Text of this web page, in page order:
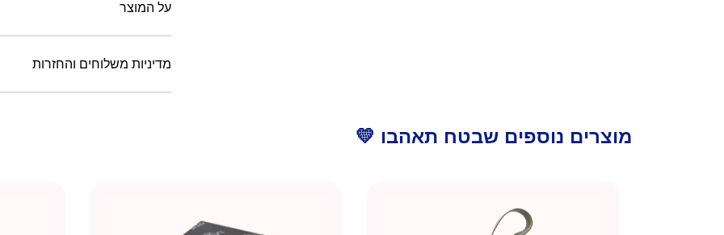
על המוצר
מדיניות משלוחים והחזרות
מוצרים נוספים שבטח תאהבו 💛